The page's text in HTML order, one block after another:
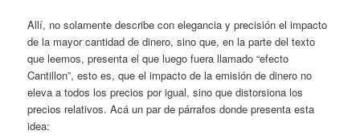
Allí, no solamente describe con elegancia y precisión el impacto
de la mayor cantidad de dinero, sino que, en la parte del texto
que leemos, presenta el que luego fuera llamado “efecto
Cantillon”, esto es, que el impacto de la emisión de dinero no
eleva a todos los precios por igual, sino que distorsiona los
precios relativos. Acá un par de párrafos donde presenta esta
idea: